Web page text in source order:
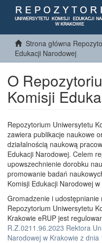
Strona główna
Edukacji Narodowej
O
Komisji
Repozytorium Uniwersytetu
zawiera publikacje naukowe
działalnością naukową
Edukacji Narodowej. Celem
upowszechnienie dorobku
promowanie badań
Komisji Edukacji Narodowej
Gromadzenie i
Repozytorium Uniwersytetu
Krakowie eRUP jest
R.Z.0211.96.2023 Rektora
Narodowej w Krakowie z